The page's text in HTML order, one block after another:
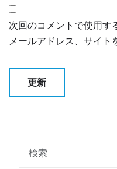
次回のコメントで使用す
メールアドレス、サイト